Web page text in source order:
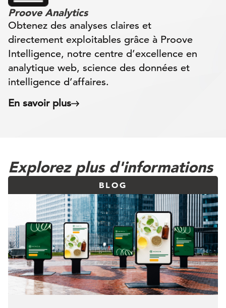
Proove Analytics
Obtenez des analyses claires et
directement exploitables grâce à Proove
Intelligence, notre centre d’excellence en
analytique web, science des données et
intelligence d’affaires.
En savoir plus
Explorez plus d'informations
BLOG